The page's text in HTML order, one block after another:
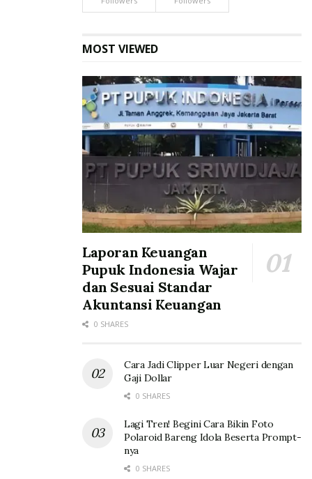
MOST VIEWED
Laporan Keuangan
Pupuk Indonesia Wajar
dan Sesuai Standar
Akuntansi Keuangan
0 SHARES
Cara Jadi Clipper Luar Negeri dengan
Gaji Dollar
0 SHARES
Lagi Tren! Begini Cara Bikin Foto
Polaroid Bareng Idola Beserta Prompt-
nya
0 SHARES